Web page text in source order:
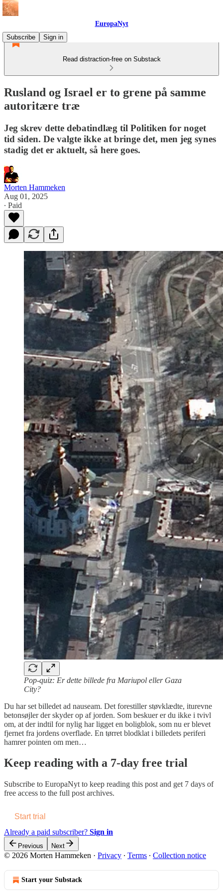
EuropaNyt
Subscribe
Sign in
Read distraction-free on Substack
Rusland og Israel er to grene på samme
autoritære træ
Jeg skrev dette debatindlæg til Politiken for noget
tid siden. De valgte ikke at bringe det, men jeg synes
stadig det er aktuelt, så here goes.
Morten Hammeken
Aug 01, 2025
∙ Paid
Pop-quiz: Er dette billede fra Mariupol eller Gaza
City?
Du har set billedet ad nauseam. Det forestiller støvklædte, iturevne
betonsøjler der skyder op af jorden. Som beskuer er du ikke i tvivl
om, at der indtil for nylig har ligget en boligblok, som nu er blevet
fjernet fra jordens overflade. En tørret blodklat i billedets periferi
hamrer pointen om men…
Keep reading with a 7-day free trial
Subscribe to EuropaNyt to keep reading this post and get 7 days of
free access to the full post archives.
Start trial
Already a paid subscriber? Sign in
Previous Next
© 2026 Morten Hammeken · Privacy ∙ Terms ∙ Collection notice
Start your Substack